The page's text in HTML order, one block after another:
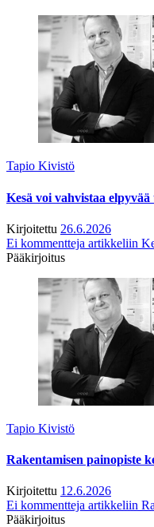
Tapio Kivistö
Kesä voi vahvistaa elpyvää
Kirjoitettu 26.6.2026
Ei kommentteja artikkeliin
Pääkirjoitus
Tapio Kivistö
Rakentamisen painopiste
Kirjoitettu 12.6.2026
Ei kommentteja artikkeliin
Pääkirjoitus